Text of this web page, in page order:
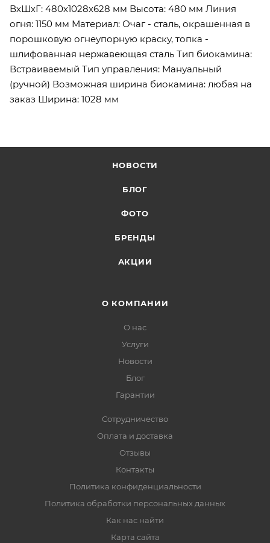
ВхШхГ: 480х1028х628 мм Высота: 480 мм Линия
огня: 1150 мм Материал: Очаг - сталь, окрашенная в
порошковую огнеупорную краску, топка -
шлифованная нержавеющая сталь Тип биокамина:
Встраиваемый Тип управления: Мануальный
(ручной) Возможная ширина биокамина: любая на
заказ Ширина: 1028 мм
НОВОСТИ
БЛОГ
ФОТО
БРЕНДЫ
АКЦИИ
О КОМПАНИИ
О нас
Услуги
Новости
Блог
Гарантии
Сотрудничество
Оплата и доставка
Отзывы
Контакты
Политика конфиденциальности
Политика обработки персональных данных
Как нас найти
Карта сайта